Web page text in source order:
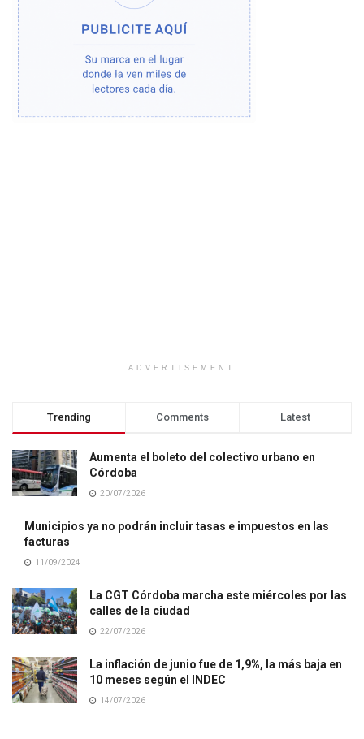
ADVERTISEMENT
Trending Comments Latest
Aumenta el boleto del colectivo urbano en
Córdoba
20/07/2026
Municipios ya no podrán incluir tasas e impuestos en las
facturas
11/09/2024
La CGT Córdoba marcha este miércoles por las
calles de la ciudad
22/07/2026
La inflación de junio fue de 1,9%, la más baja en
10 meses según el INDEC
14/07/2026